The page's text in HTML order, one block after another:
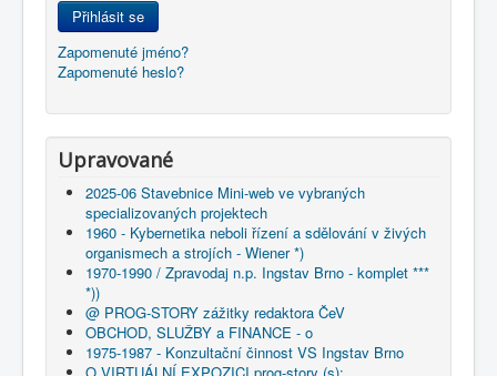
Přihlásit se
Zapomenuté jméno?
Zapomenuté heslo?
Upravované
2025-06 Stavebnice Mini-web ve vybraných
specializovaných projektech
1960 - Kybernetika neboli řízení a sdělování v živých
organismech a strojích - Wiener *)
1970-1990 / Zpravodaj n.p. Ingstav Brno - komplet ***
*))
@ PROG-STORY zážitky redaktora ČeV
OBCHOD, SLUŽBY a FINANCE - o
1975-1987 - Konzultační činnost VS Ingstav Brno